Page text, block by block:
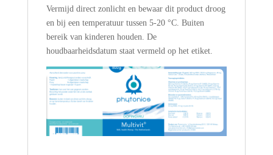
Vermijd direct zonlicht en bewaar dit product droog
en bij een temperatuur tussen 5-20 °C. Buiten
bereik van kinderen houden. De
houdbaarheidsdatum staat vermeld op het etiket.